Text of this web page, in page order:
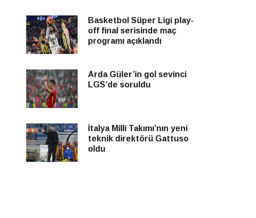
Basketbol Süper Ligi play-
off final serisinde maç
programı açıklandı
Arda Güler’in gol sevinci
LGS’de soruldu
İtalya Milli Takımı’nın yeni
teknik direktörü Gattuso
oldu